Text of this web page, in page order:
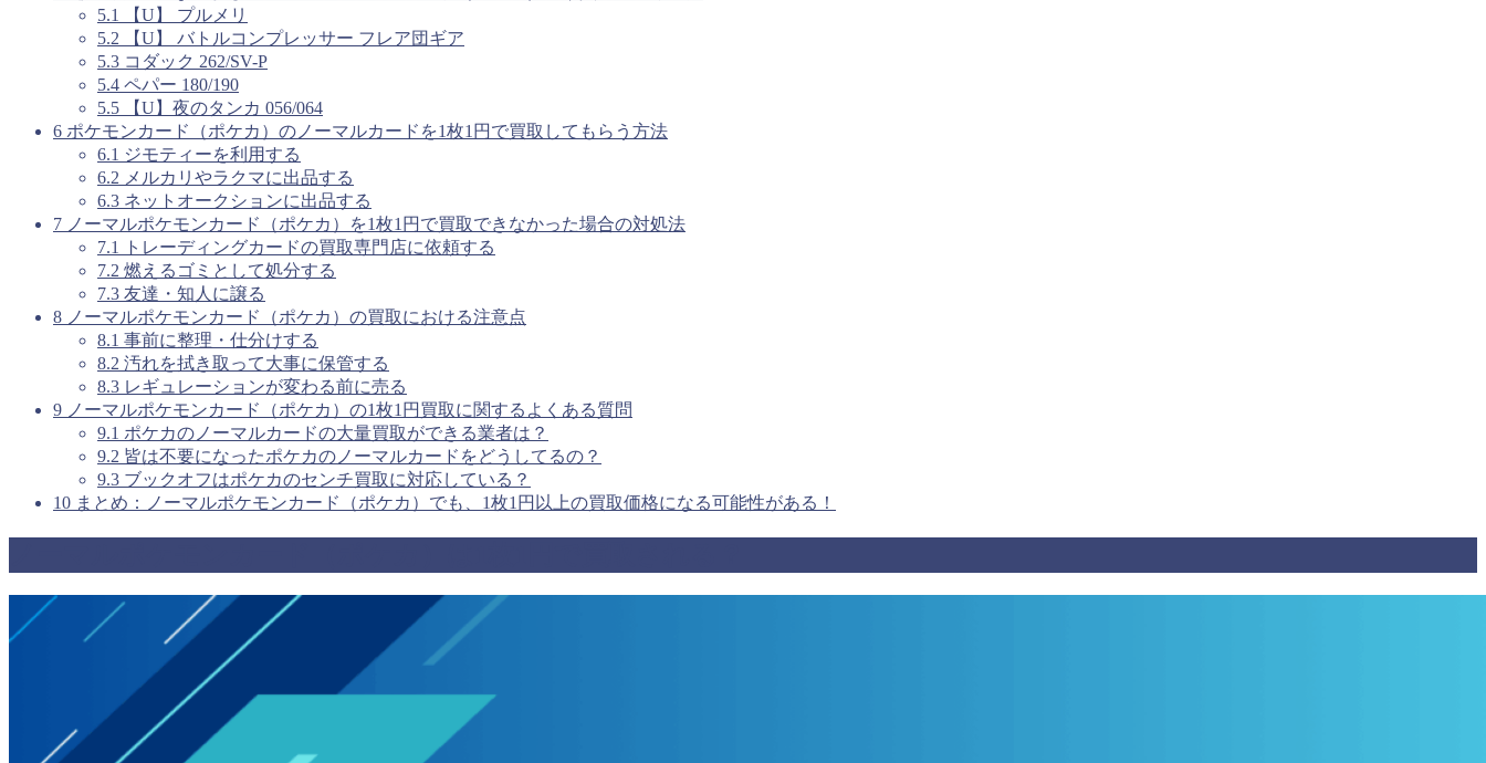
5.1 【U】 プルメリ
5.2 【U】 バトルコンプレッサー フレア団ギア
5.3 コダック 262/SV-P
5.4 ペパー 180/190
5.5 【U】夜のタンカ 056/064
6 ポケモンカード（ポケカ）のノーマルカードを1枚1円で買取してもらう方法
6.1 ジモティーを利用する
6.2 メルカリやラクマに出品する
6.3 ネットオークションに出品する
7 ノーマルポケモンカード（ポケカ）を1枚1円で買取できなかった場合の対処法
7.1 トレーディングカードの買取専門店に依頼する
7.2 燃えるゴミとして処分する
7.3 友達・知人に譲る
8 ノーマルポケモンカード（ポケカ）の買取における注意点
8.1 事前に整理・仕分けする
8.2 汚れを拭き取って大事に保管する
8.3 レギュレーションが変わる前に売る
9 ノーマルポケモンカード（ポケカ）の1枚1円買取に関するよくある質問
9.1 ポケカのノーマルカードの大量買取ができる業者は？
9.2 皆は不要になったポケカのノーマルカードをどうしてるの？
9.3 ブックオフはポケカのセンチ買取に対応している？
10 まとめ：ノーマルポケモンカード（ポケカ）でも、1枚1円以上の買取価格になる可能性がある！